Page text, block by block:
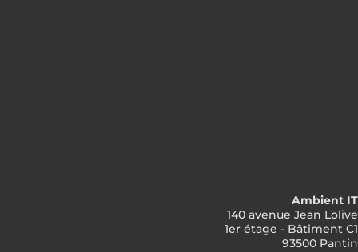
Ambient IT
140 avenue Jean Lolive
1er étage - Bâtiment C1
93500 Pantin